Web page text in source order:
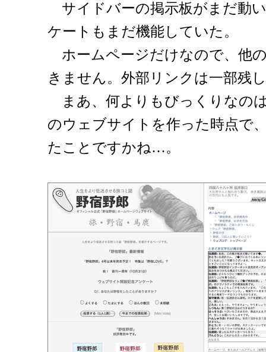
サイドバーの掲示板がまだ動
ケートもまだ機能していた。
ホームページだけなので、他
きません。外部リンクは一部残
まあ、何よりもびっくりなの
のウェブサイトを作った時点で
たことですかね…。